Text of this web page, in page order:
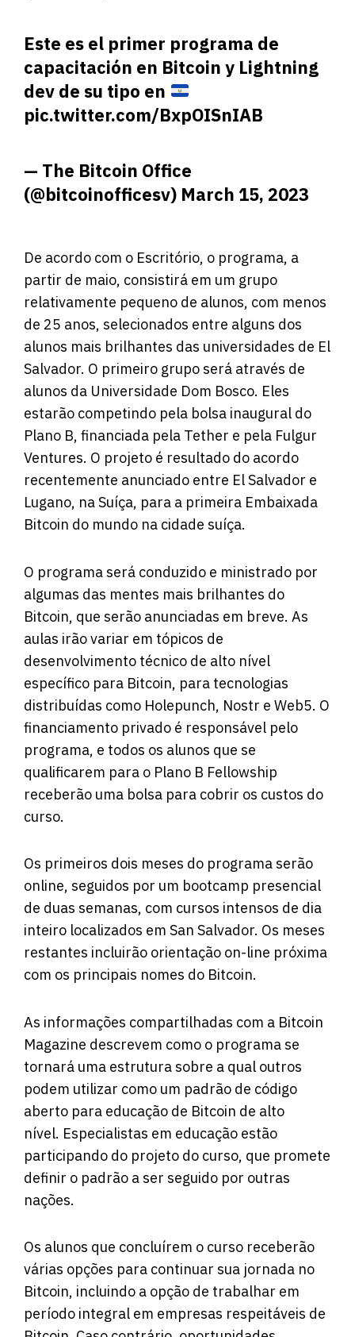
Este es el primer programa de
capacitación en Bitcoin y Lightning
dev de su tipo en
pic.twitter.com/BxpOISnIAB
— The Bitcoin Office
(@bitcoinofficesv) March 15, 2023
De acordo com o Escritório, o programa, a
partir de maio, consistirá em um grupo
relativamente pequeno de alunos, com menos
de 25 anos, selecionados entre alguns dos
alunos mais brilhantes das universidades de El
Salvador. O primeiro grupo será através de
alunos da Universidade Dom Bosco. Eles
estarão competindo pela bolsa inaugural do
Plano B, financiada pela Tether e pela Fulgur
Ventures. O projeto é resultado do acordo
recentemente anunciado entre El Salvador e
Lugano, na Suíça, para a primeira Embaixada
Bitcoin do mundo na cidade suíça.
O programa será conduzido e ministrado por
algumas das mentes mais brilhantes do
Bitcoin, que serão anunciadas em breve. As
aulas irão variar em tópicos de
desenvolvimento técnico de alto nível
específico para Bitcoin, para tecnologias
distribuídas como Holepunch, Nostr e Web5. O
financiamento privado é responsável pelo
programa, e todos os alunos que se
qualificarem para o Plano B Fellowship
receberão uma bolsa para cobrir os custos do
curso.
Os primeiros dois meses do programa serão
online, seguidos por um bootcamp presencial
de duas semanas, com cursos intensos de dia
inteiro localizados em San Salvador. Os meses
restantes incluirão orientação on-line próxima
com os principais nomes do Bitcoin.
As informações compartilhadas com a Bitcoin
Magazine descrevem como o programa se
tornará uma estrutura sobre a qual outros
podem utilizar como um padrão de código
aberto para educação de Bitcoin de alto
nível. Especialistas em educação estão
participando do projeto do curso, que promete
definir o padrão a ser seguido por outras
nações.
Os alunos que concluírem o curso receberão
várias opções para continuar sua jornada no
Bitcoin, incluindo a opção de trabalhar em
período integral em empresas respeitáveis ​​de